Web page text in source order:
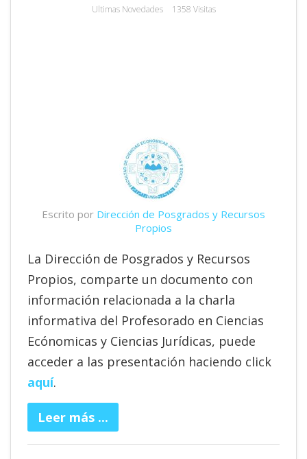
Ultimas Novedades
1358 Visitas
Escrito por Dirección de Posgrados y Recursos
Propios
La Dirección de Posgrados y Recursos
Propios, comparte un documento con
información relacionada a la charla
informativa del Profesorado en Ciencias
Ecónomicas y Ciencias Jurídicas, puede
acceder a las presentación haciendo click
aquí.
Leer más ...